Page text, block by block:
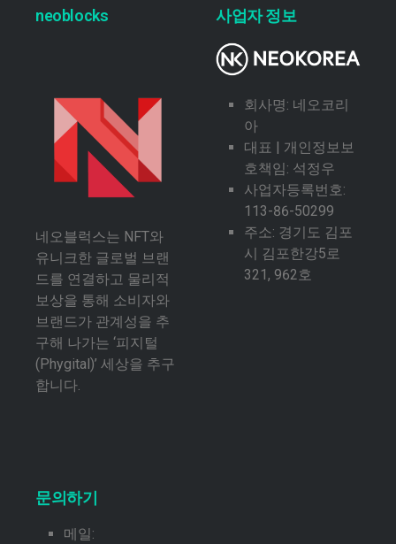
neoblocks
네오블럭스는 NFT와
유니크한 글로벌 브랜
드를 연결하고 물리적
보상을 통해 소비자와
브랜드가 관계성을 추
구해 나가는 ‘피지털
(Phygital)’ 세상을 추구
합니다.
문의하기
메일:
사업자 정보
회사명: 네오코리
아
대표 | 개인정보보
호책임: 석정우
사업자등록번호:
113-86-50299
주소: 경기도 김포
시 김포한강5로
321, 962호